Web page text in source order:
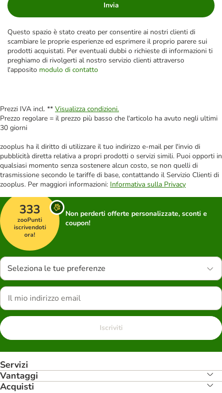
Invia
Questo spazio è stato creato per consentire ai nostri clienti di
scambiare le proprie esperienze ed esprimere il proprio parere sui
prodotti acquistati. Per eventuali dubbi o richieste di informazioni ti
preghiamo di rivolgerti al nostro servizio clienti attraverso
l'apposito modulo di contatto
Prezzi IVA incl. ** Visualizza condizioni.
Prezzo regolare = il prezzo più basso che l'articolo ha avuto negli ultimi
30 giorni
zooplus ha il diritto di utilizzare il tuo indirizzo e-mail per l'invio di
pubblicità diretta relativa a propri prodotti o servizi simili. Puoi opporti in
qualsiasi momento senza sostenere alcun costo, se non quelli di
trasmissione secondo le tariffe di base, contattando il Servizio Clienti di
zooplus. Per maggiori informazioni: Informativa sulla Privacy
333
zooPunti
iscrivendoti
ora!
Non perderti offerte personalizzate, sconti e
coupon!
Seleziona le tue preferenze
Iscriviti
Servizi
Vantaggi
Acquisti